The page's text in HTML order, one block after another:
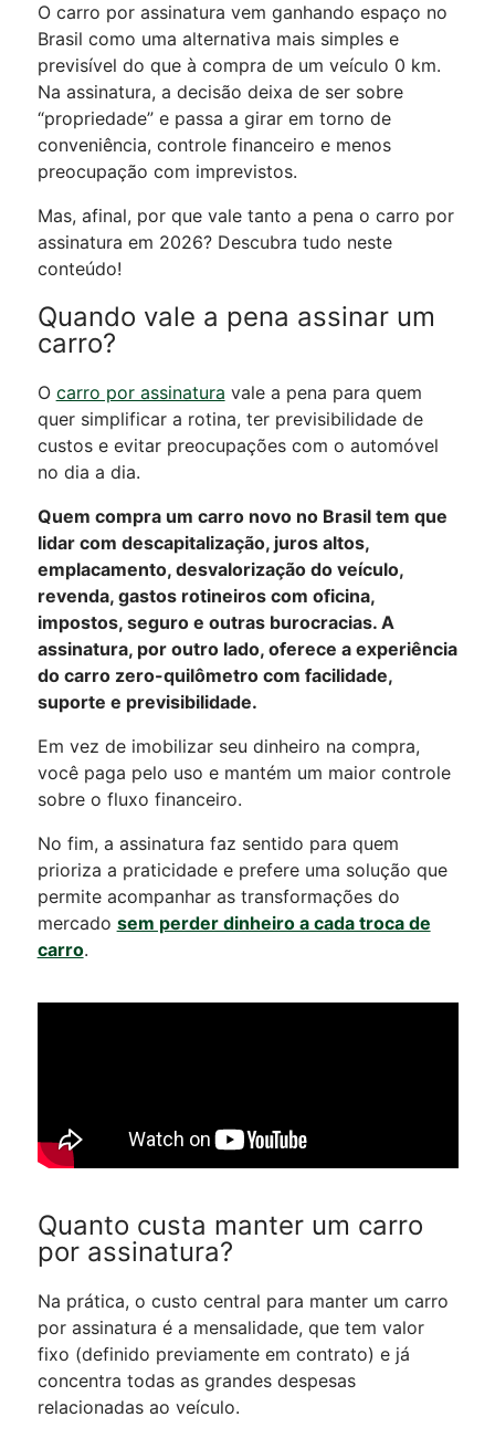
O carro por assinatura vem ganhando espaço no
Brasil como uma alternativa mais simples e
previsível do que à compra de um veículo 0 km.
Na assinatura, a decisão deixa de ser sobre
“propriedade” e passa a girar em torno de
conveniência, controle financeiro e menos
preocupação com imprevistos.
Mas, afinal, por que vale tanto a pena o carro por
assinatura em 2026? Descubra tudo neste
conteúdo!
Quando vale a pena assinar um
carro?
O carro por assinatura vale a pena para quem
quer simplificar a rotina, ter previsibilidade de
custos e evitar preocupações com o automóvel
no dia a dia.
Quem compra um carro novo no Brasil tem que
lidar com descapitalização, juros altos,
emplacamento, desvalorização do veículo,
revenda, gastos rotineiros com oficina,
impostos, seguro e outras burocracias. A
assinatura, por outro lado, oferece a experiência
do carro zero-quilômetro com facilidade,
suporte e previsibilidade.
Em vez de imobilizar seu dinheiro na compra,
você paga pelo uso e mantém um maior controle
sobre o fluxo financeiro.
No fim, a assinatura faz sentido para quem
prioriza a praticidade e prefere uma solução que
permite acompanhar as transformações do
mercado sem perder dinheiro a cada troca de
carro.
Quanto custa manter um carro
por assinatura?
Na prática, o custo central para manter um carro
por assinatura é a mensalidade, que tem valor
fixo (definido previamente em contrato) e já
concentra todas as grandes despesas
relacionadas ao veículo.